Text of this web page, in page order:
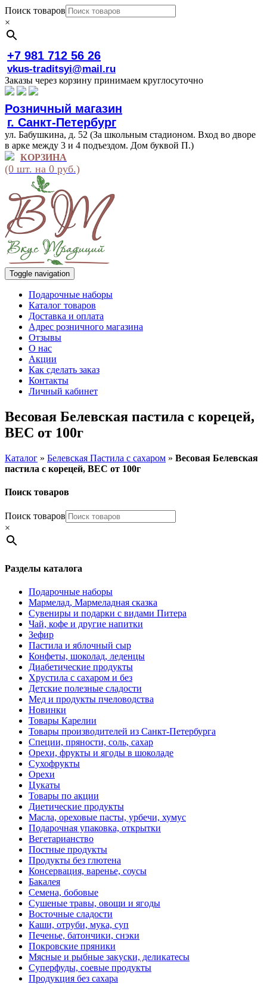
Поиск товаров
×
+7 981 712 56 26
vkus-traditsyi@mail.ru
Заказы через корзину принимаем круглосуточно
Розничный магазин
г. Санкт-Петербург
ул. Бабушкина, д. 52 (За школьным стадионом. Вход во дворе
в арке между 3 и 4 подъездом. Дом буквой П.)
КОРЗИНА
(0 шт. на 0 руб.)
Toggle navigation
Подарочные наборы
Каталог товаров
Доставка и оплата
Адрес розничного магазина
Отзывы
О нас
Акции
Как сделать заказ
Контакты
Личный кабинет
Весовая Белевская пастила с корецей,
ВЕС от 100г
Каталог » Белевская Пастила с сахаром » Весовая Белевская
пастила с корецей, ВЕС от 100г
Поиск товаров
Поиск товаров
×
Разделы каталога
Подарочные наборы
Мармелад, Мармеладная сказка
Сувениры и подарки с видами Питера
Чай, кофе и другие напитки
Зефир
Пастила и яблочный сыр
Конфеты, шоколад, леденцы
Диабетические продукты
Хрустила с сахаром и без
Детские полезные сладости
Мед и продукты пчеловодства
Новинки
Товары Карелии
Товары производителей из Санкт-Петербурга
Специи, пряности, соль, сахар
Орехи, фрукты и ягоды в шоколаде
Сухофрукты
Орехи
Цукаты
Товары по акции
Диетические продукты
Масла, ореховые пасты, урбечи, хумус
Подарочная упаковка, открытки
Вегетарианство
Постные продукты
Продукты без глютена
Консервация, варенье, соусы
Бакалея
Семена, бобовые
Сушеные травы, овощи и ягоды
Восточные сладости
Каши, отруби, мука, суп
Печенье, батончики, снэки
Покровские пряники
Мясные и рыбные закуски, деликатесы
Суперфуды, соевые продукты
Продукция без сахара